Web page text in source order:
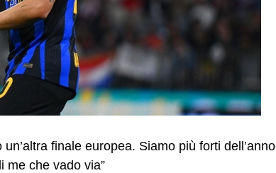
finale europea. Siamo più forti dell’anno
me che vado via”